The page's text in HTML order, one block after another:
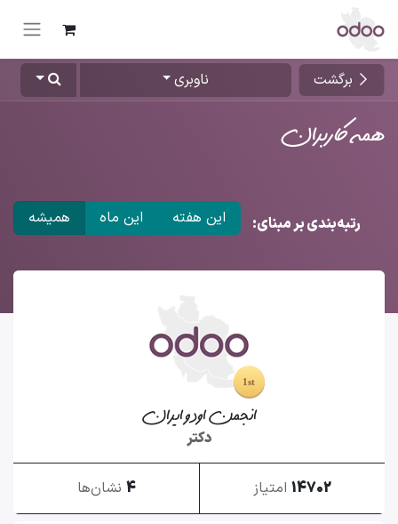
برگشت ناوبری
همه کاربران
رتبه‌بندی بر مبنای: این هفته این ماه همیشه
انجمن اودو ایران
دکتر
14702 امتیاز 4 نشان‌ها